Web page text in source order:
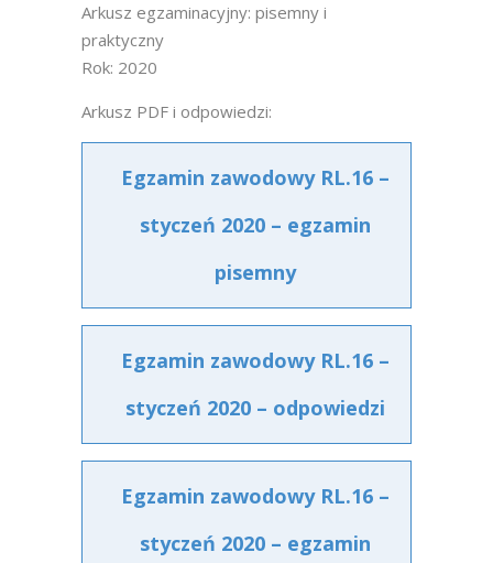
Arkusz egzaminacyjny: pisemny i
praktyczny
Rok: 2020
Arkusz PDF i odpowiedzi:
Egzamin zawodowy RL.16 –
styczeń 2020 – egzamin
pisemny
Egzamin zawodowy RL.16 –
styczeń 2020 – odpowiedzi
Egzamin zawodowy RL.16 –
styczeń 2020 – egzamin